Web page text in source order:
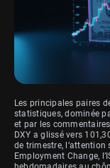
Les principales paires
statistiques, dominée
et par les commentaires
DXY a glissé vers
de trimestre, l’attention
Employment Change,